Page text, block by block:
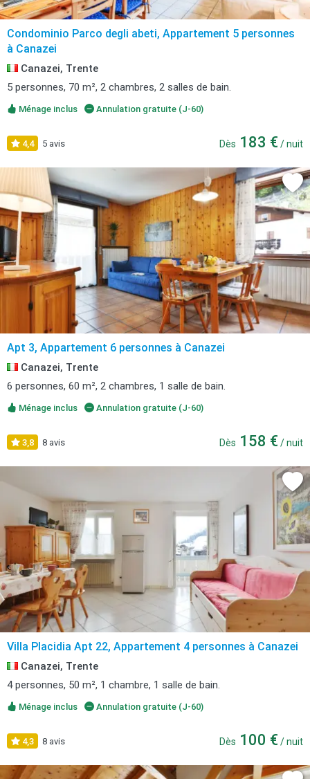
Condominio Parco degli abeti, Appartement 5 personnes
à Canazei
Canazei, Trente
5 personnes, 70 m², 2 chambres, 2 salles de bain.
Ménage inclus Annulation gratuite (J-60)
4,4 5 avis Dès 183 € / nuit
Apt 3, Appartement 6 personnes à Canazei
Canazei, Trente
6 personnes, 60 m², 2 chambres, 1 salle de bain.
Ménage inclus Annulation gratuite (J-60)
3,8 8 avis Dès 158 € / nuit
Villa Placidia Apt 22, Appartement 4 personnes à Canazei
Canazei, Trente
4 personnes, 50 m², 1 chambre, 1 salle de bain.
Ménage inclus Annulation gratuite (J-60)
4,3 8 avis Dès 100 € / nuit